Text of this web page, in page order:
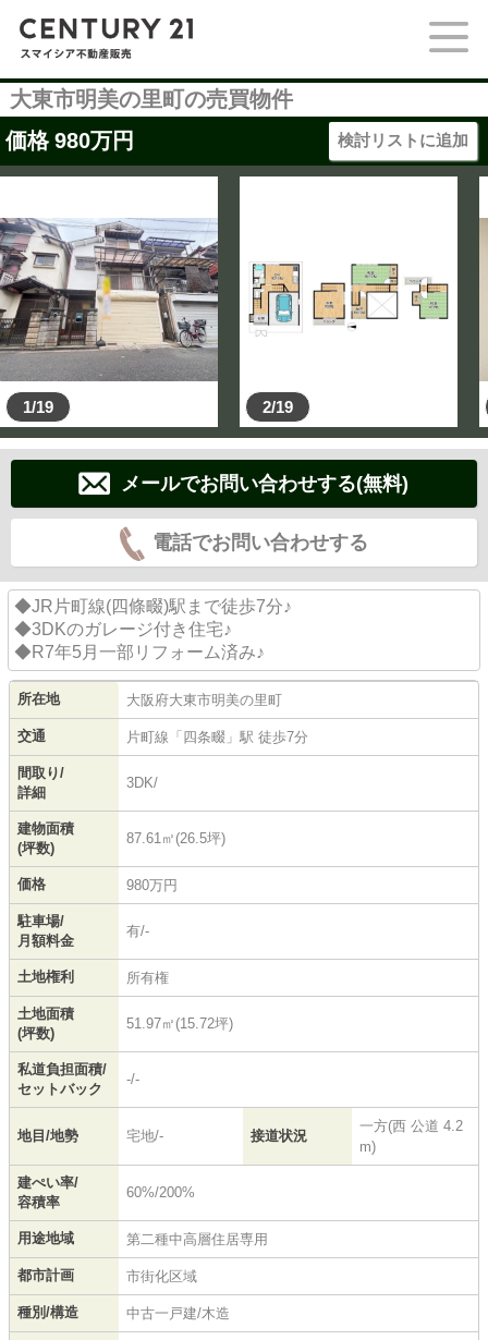
大東市明美の里町の売買物件
価格 980万円 検討リストに追加
1/19 2/19
メールでお問い合わせする(無料)
電話でお問い合わせする
◆JR片町線(四條畷)駅まで徒歩7分♪
◆3DKのガレージ付き住宅♪
◆R7年5月一部リフォーム済み♪
所在地 大阪府大東市明美の里町
交通 片町線 「 四条畷 」駅 徒歩7分
間取り/
詳細
3DK/
建物面積
(坪数)
87.61㎡(26.5坪)
価格 980万円
駐車場/
月額料金
有/-
土地権利 所有権
土地面積
(坪数)
51.97㎡(15.72坪)
私道負担面積/
セットバック
-/-
地目/地勢 宅地/- 接道状況
一方(西 公道 4.2
m)
建ぺい率/
容積率
60%/200%
用途地域 第二種中高層住居専用
都市計画 市街化区域
種別/構造 中古一戸建/木造